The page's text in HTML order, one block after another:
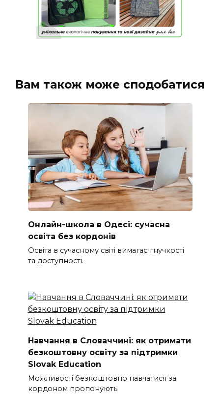
Вам також може сподобатися
Онлайн-школа в Одесі: сучасна
освіта без кордонів
Освіта в сучасному світі вимагає гнучкості
та доступності.
Навчання в Словаччині: як отримати
безкоштовну освіту за підтримки
Slovak Education
Можливості безкоштовно навчатися за
кордоном пропонують